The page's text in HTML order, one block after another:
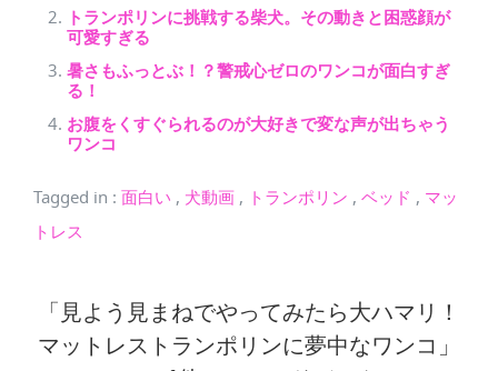
トランポリンに挑戦する柴犬。その動きと困惑顔が
可愛すぎる
暑さもふっとぶ！？警戒心ゼロのワンコが面白すぎ
る！
お腹をくすぐられるのが大好きで変な声が出ちゃう
ワンコ
Tagged in : 面白い , 犬動画 , トランポリン , ベッド , マッ
トレス
「見よう見まねでやってみたら大ハマリ！
マットレストランポリンに夢中なワンコ」